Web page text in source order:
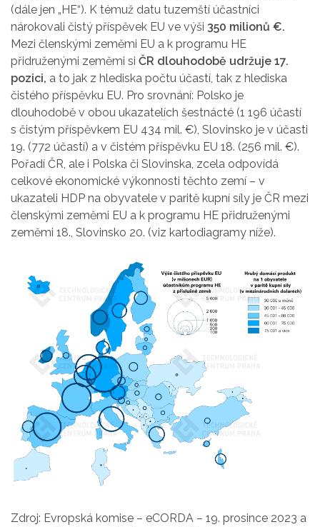
(dále jen „HE“). K témuž datu tuzemští účastníci
nárokovali čistý příspěvek EU ve výši 350 milionů €.
Mezi členskými zeměmi EU a k programu HE
přidruženými zeměmi si ČR dlouhodobě udržuje 17.
pozici, a to jak z hlediska počtu účastí, tak z hlediska
čistého příspěvku EU. Pro srovnání: Polsko je
dlouhodobě v obou ukazatelích šestnácté (1 196 účastí
s čistým příspěvkem EU 434 mil. €), Slovinsko je v účasti
19. (772 účastí) a v čistém příspěvku EU 18. (256 mil. €).
Pořadí ČR, ale i Polska či Slovinska, zcela odpovídá
celkové ekonomické výkonnosti těchto zemí – v
ukazateli HDP na obyvatele v paritě kupní síly je ČR mezi
členskými zeměmi EU a k programu HE přidruženými
zeměmi 18., Slovinsko 20. (viz kartodiagramy níže).
Zdroj: Evropská komise – eCORDA – 19. prosince 2023 a